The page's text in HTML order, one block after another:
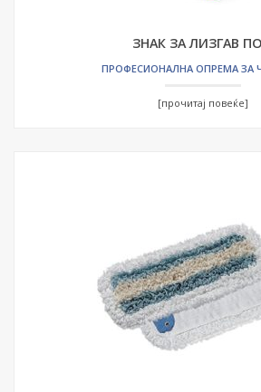
ЗНАК ЗА ЛИЗГАВ
ПРОФЕСИОНАЛНА ОПРЕМА ЗА
[прочитај повеќе]